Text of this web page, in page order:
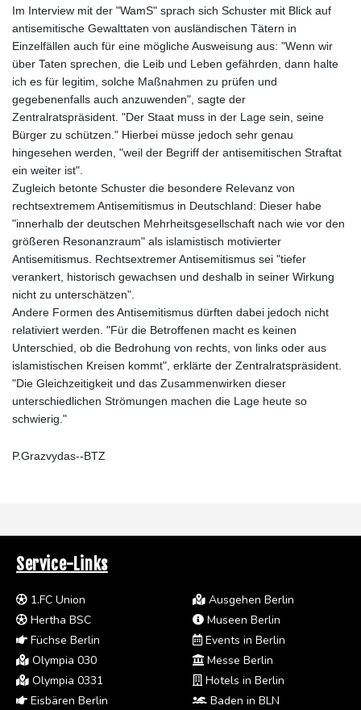
Im Interview mit der "WamS" sprach sich Schuster mit Blick auf
antisemitische Gewalttaten von ausländischen Tätern in
Einzelfällen auch für eine mögliche Ausweisung aus: "Wenn wir
über Taten sprechen, die Leib und Leben gefährden, dann halte
ich es für legitim, solche Maßnahmen zu prüfen und
gegebenenfalls auch anzuwenden", sagte der
Zentralratspräsident. "Der Staat muss in der Lage sein, seine
Bürger zu schützen." Hierbei müsse jedoch sehr genau
hingesehen werden, "weil der Begriff der antisemitischen Straftat
ein weiter ist".
Zugleich betonte Schuster die besondere Relevanz von
rechtsextremem Antisemitismus in Deutschland: Dieser habe
"innerhalb der deutschen Mehrheitsgesellschaft nach wie vor den
größeren Resonanzraum" als islamistisch motivierter
Antisemitismus. Rechtsextremer Antisemitismus sei "tiefer
verankert, historisch gewachsen und deshalb in seiner Wirkung
nicht zu unterschätzen".
Andere Formen des Antisemitismus dürften dabei jedoch nicht
relativiert werden. "Für die Betroffenen macht es keinen
Unterschied, ob die Bedrohung von rechts, von links oder aus
islamistischen Kreisen kommt", erklärte der Zentralratspräsident.
"Die Gleichzeitigkeit und das Zusammenwirken dieser
unterschiedlichen Strömungen machen die Lage heute so
schwierig."
P.Grazvydas--BTZ
Service-Links
1.FC Union
Hertha BSC
Füchse Berlin
Olympia 030
Olympia 0331
Eisbären Berlin
Ausgehen Berlin
Museen Berlin
Events in Berlin
Messe Berlin
Hotels in Berlin
Baden in BLN